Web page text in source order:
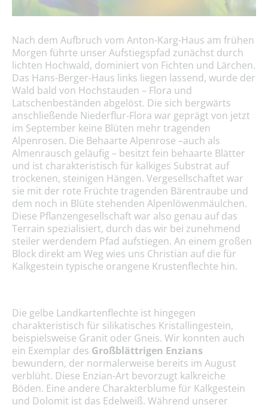
Nach dem Aufbruch vom Anton-Karg-Haus am frühen
Morgen führte unser Aufstiegspfad zunächst durch
lichten Hochwald, dominiert von Fichten und Lärchen.
Das Hans-Berger-Haus links liegen lassend, wurde der
Wald bald von Hochstauden – Flora und
Latschenbeständen abgelöst. Die sich bergwärts
anschließende Niederflur-Flora war geprägt von jetzt
im September keine Blüten mehr tragenden
Alpenrosen. Die Behaarte Alpenrose –auch als
Almenrausch geläufig – besitzt fein behaarte Blätter
und ist charakteristisch für kalkiges Substrat auf
trockenen, steinigen Hängen. Vergesellschaftet war
sie mit der rote Früchte tragenden Bärentraube und
dem noch in Blüte stehenden Alpenlöwenmäulchen.
Diese Pflanzengesellschaft war also genau auf das
Terrain spezialisiert, durch das wir bei zunehmend
steiler werdendem Pfad aufstiegen. An einem großen
Block direkt am Weg wies uns Christian auf die für
Kalkgestein typische orangene Krustenflechte hin.
Die gelbe Landkartenflechte ist hingegen
charakteristisch für silikatisches Kristallingestein,
beispielsweise Granit oder Gneis. Wir konnten auch
ein Exemplar des Großblättrigen Enzians
bewundern, der normalerweise bereits im August
verblüht. Diese Enzian-Art bevorzugt kalkreiche
Böden. Eine andere Charakterblume für Kalkgestein
und Dolomit ist das Edelweiß. Während unserer